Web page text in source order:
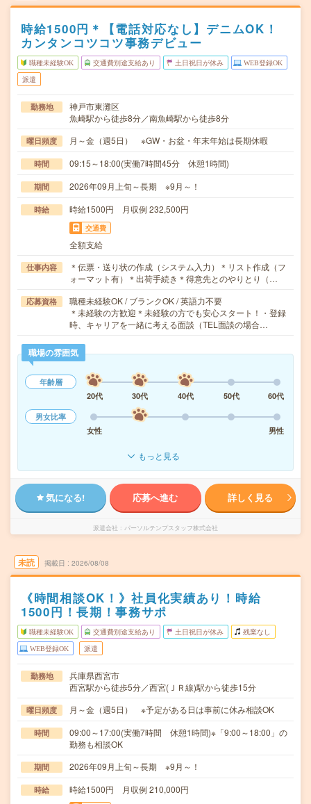
時給1500円＊【電話対応なし】デニムOK！
カンタンコツコツ事務デビュー
職種未経験OK 交通費別途支給あり 土日祝日が休み WEB登録OK
派遣
勤務地
神戸市東灘区
魚崎駅から徒歩8分／南魚崎駅から徒歩8分
曜日頻度 月～金（週5日） ※GW・お盆・年末年始は長期休暇
時間 09:15～18:00(実働7時間45分 休憩1時間)
期間 2026年09月上旬～長期 ※9月～！
時給 時給1500円 月収例 232,500円
交通費
全額支給
仕事内容
＊伝票・送り状の作成（システム入力）＊リスト作成（フ
ォーマット有）＊出荷手続き＊得意先とのやりとり（…
応募資格
職種未経験OK / ブランクOK / 英語力不要
＊未経験の方歓迎＊未経験の方でも安心スタート！・登録
時、キャリアを一緒に考える面談（TEL面談の場合…
職場の雰囲気
年齢層
20代
30代 40代 50代
60代
男女比率
女性
男性
もっと見る
気になる! 応募へ進む 詳しく見る
派遣会社 パーソルテンプスタッフ株式会社
未読 掲載日 2026/08/08
《時間相談OK！》社員化実績あり！時給
1500円！長期！事務サポ
職種未経験OK 交通費別途支給あり 土日祝日が休み 残業なし
WEB登録OK 派遣
勤務地
兵庫県西宮市
西宮駅から徒歩5分／西宮(ＪＲ線)駅から徒歩15分
曜日頻度 月～金（週5日） ※予定がある日は事前に休み相談OK
時間
09:00～17:00(実働7時間 休憩1時間)※「9:00～18:00」の
勤務も相談OK
期間 2026年09月上旬～長期 ※9月～！
時給 時給1500円 月収例 210,000円